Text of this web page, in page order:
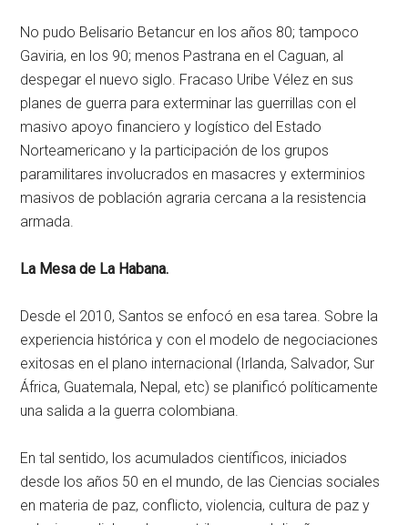
No pudo Belisario Betancur en los años 80; tampoco
Gaviria, en los 90; menos Pastrana en el Caguan, al
despegar el nuevo siglo. Fracaso Uribe Vélez en sus
planes de guerra para exterminar las guerrillas con el
masivo apoyo financiero y logístico del Estado
Norteamericano y la participación de los grupos
paramilitares involucrados en masacres y exterminios
masivos de población agraria cercana a la resistencia
armada.
La Mesa de La Habana.
Desde el 2010, Santos se enfocó en esa tarea. Sobre la
experiencia histórica y con el modelo de negociaciones
exitosas en el plano internacional (Irlanda, Salvador, Sur
África, Guatemala, Nepal, etc) se planificó políticamente
una salida a la guerra colombiana.
En tal sentido, los acumulados científicos, iniciados
desde los años 50 en el mundo, de las Ciencias sociales
en materia de paz, conflicto, violencia, cultura de paz y